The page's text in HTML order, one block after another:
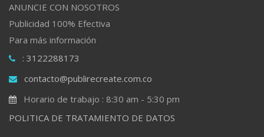
ANUNCIE CON NOSOTROS
Publicidad 100% Efectiva
Para más información
: 3122288173
contacto@publirecreate.com.co
Horario de trabajo : 8:30 am - 5:30 pm
POLITICA DE TRATAMIENTO DE DATOS